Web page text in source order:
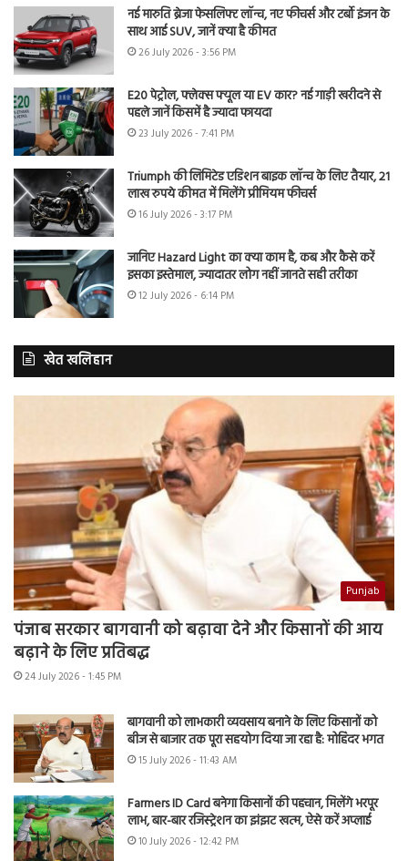
नई मारुति ब्रेजा फेसलिफ्ट लॉन्च, नए फीचर्स और टर्बो इंजन के
साथ आई SUV, जानें क्या है कीमत
26 July 2026 - 3:56 PM
E20 पेट्रोल, फ्लेक्स फ्यूल या EV कार? नई गाड़ी खरीदने से
पहले जानें किसमें है ज्यादा फायदा
23 July 2026 - 7:41 PM
Triumph की लिमिटेड एडिशन बाइक लॉन्च के लिए तैयार, 21
लाख रुपये कीमत में मिलेंगे प्रीमियम फीचर्स
16 July 2026 - 3:17 PM
जानिए Hazard Light का क्या काम है, कब और कैसे करें
इसका इस्तेमाल, ज्यादातर लोग नहीं जानते सही तरीका
12 July 2026 - 6:14 PM
खेत खलिहान
Punjab
पंजाब सरकार बागवानी को बढ़ावा देने और किसानों की आय
बढ़ाने के लिए प्रतिबद्ध
24 July 2026 - 1:45 PM
बागवानी को लाभकारी व्यवसाय बनाने के लिए किसानों को
बीज से बाजार तक पूरा सहयोग दिया जा रहा है: मोहिंदर भगत
15 July 2026 - 11:43 AM
Farmers ID Card बनेगा किसानों की पहचान, मिलेंगे भरपूर
लाभ, बार-बार रजिस्ट्रेशन का झंझट खत्म, ऐसे करें अप्लाई
10 July 2026 - 12:42 PM